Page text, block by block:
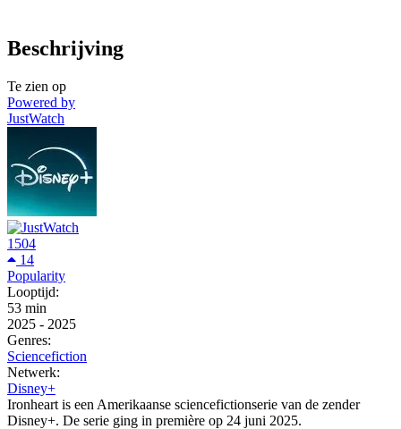
Beschrijving
Te zien op
Powered by
JustWatch
1504
14
Popularity
Looptijd:
53 min
2025 - 2025
Genres:
Sciencefiction
Netwerk:
Disney+
Ironheart is een Amerikaanse sciencefictionserie van de zender
Disney+. De serie ging in première op 24 juni 2025.